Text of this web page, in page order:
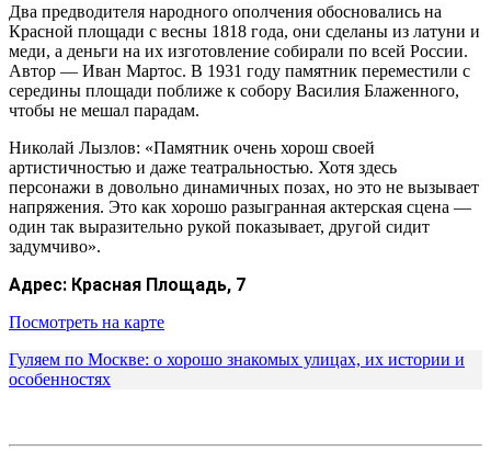
Два предводителя народного ополчения обосновались на
Красной площади с весны 1818 года, они сделаны из латуни и
меди, а деньги на их изготовление собирали по всей России.
Автор — Иван Мартос. В 1931 году памятник переместили с
середины площади поближе к собору Василия Блаженного,
чтобы не мешал парадам.
Николай Лызлов: «Памятник очень хорош своей
артистичностью и даже театральностью. Хотя здесь
персонажи в довольно динамичных позах, но это не вызывает
напряжения. Это как хорошо разыгранная актерская сцена —
один так выразительно рукой показывает, другой сидит
задумчиво».
Адрес: Красная Площадь, 7
Посмотреть на карте
Гуляем по Москве: о хорошо знакомых улицах, их истории и
особенностях